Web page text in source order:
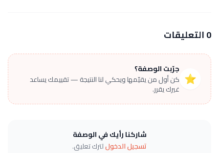
0 التعليقات
⭐
جرّبت الوصفة؟
كن أول من يقيّمها ويحكي لنا النتيجة — تقييمك يساعد
غيرك يقرر.
شاركنا رأيك في الوصفة
تسجيل الدخوللترك تعليق.